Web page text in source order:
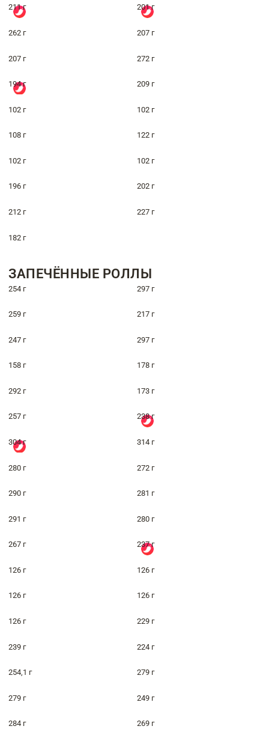
211 г 201 г
262 г 207 г
207 г 272 г
194 г 209 г
102 г 102 г
108 г 122 г
102 г 102 г
196 г 202 г
212 г 227 г
182 г
ЗАПЕЧЁННЫЕ РОЛЛЫ
254 г 297 г
259 г 217 г
247 г 297 г
158 г 178 г
292 г 173 г
257 г 238 г
304 г 314 г
280 г 272 г
290 г 281 г
291 г 280 г
267 г 237 г
126 г 126 г
126 г 126 г
126 г 229 г
239 г 224 г
254,1 г 279 г
279 г 249 г
284 г 269 г